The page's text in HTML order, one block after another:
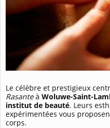
Le célèbre et prestigieux
Rasanteà Woluwe-Saint-
institut de beauté. Leurs
expérimentées vous
corps.